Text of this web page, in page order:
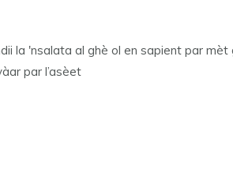
la 'nsalata al ghè ol en sapient par
par l’asèet